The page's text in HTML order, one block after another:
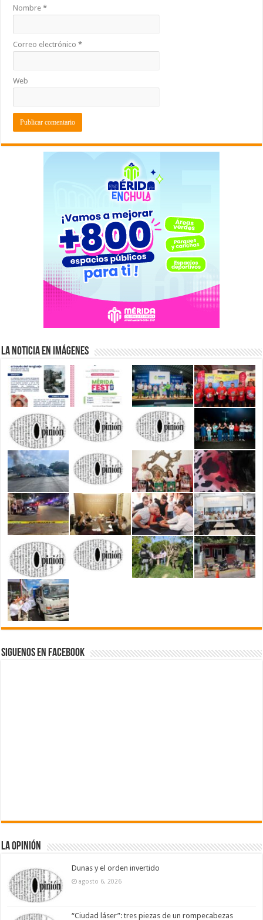
Nombre*
Correo electrónico*
Web
La Noticia en Imágenes
Siguenos en Facebook
La Opinión
Dunas y el orden invertido
agosto 6, 2026
“Ciudad láser”: tres piezas de un rompecabezas